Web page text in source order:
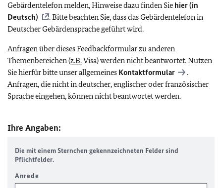
Gebärdentelefon melden, Hinweise dazu finden Sie hier (in
Deutsch)
. Bitte beachten Sie, dass das Gebärdentelefon in
Deutscher Gebärdensprache geführt wird.
Anfragen über dieses Feedbackformular zu anderen
Themenbereichen (z.B.Visa) werden nicht beantwortet. Nutzen
Sie hierfür bitte unser allgemeines Kontaktformular
.
Anfragen, die nicht in deutscher, englischer oder französischer
Sprache eingehen, können nicht beantwortet werden.
Ihre Angaben:
Die mit einem Sternchen gekennzeichneten Felder sind
Pflichtfelder.
Anrede